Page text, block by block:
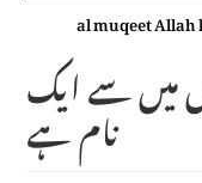
al muqeet Allah
کے 99 ناموں میں سے ایک
نام ہے